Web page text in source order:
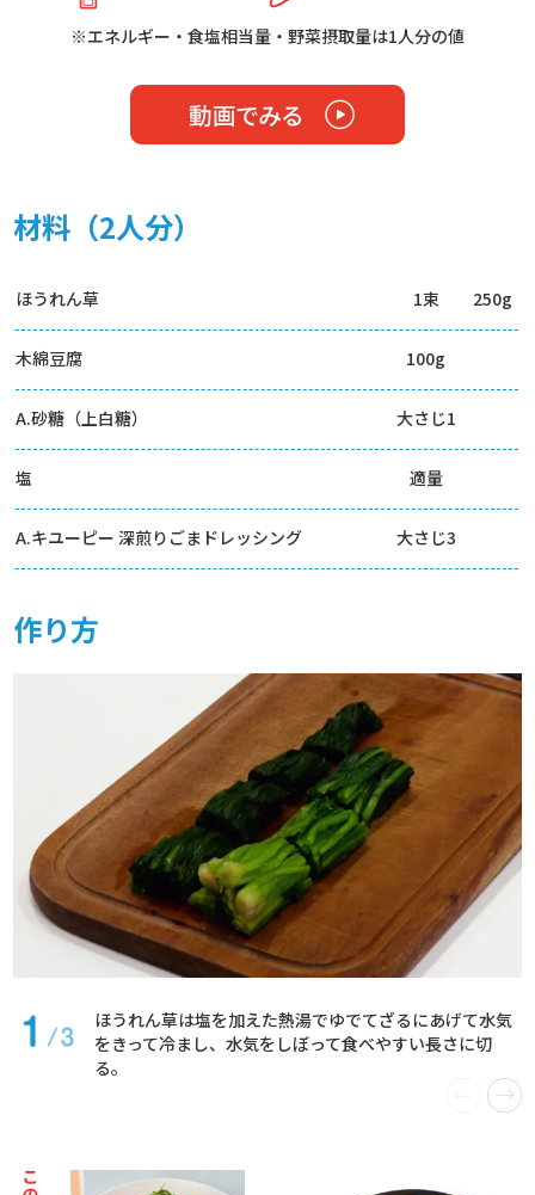
※エネルギー・食塩相当量・野菜摂取量は1人分の値
材料（2人分）
ほうれん草 1束 250g
木綿豆腐 100g
A.砂糖（上白糖） 大さじ1
塩 適量
A.キユーピー 深煎りごまドレッシング 大さじ3
作り方
ほうれん草は塩を加えた熱湯でゆでてざるにあげて水気
をきって冷まし、水気をしぼって食べやすい長さに切
る。